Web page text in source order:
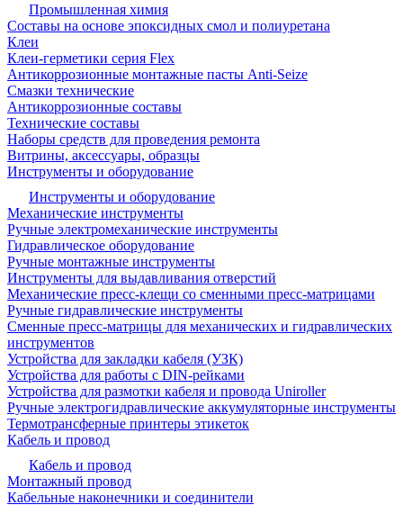
Промышленная химия
Составы на основе эпоксидных смол и полиуретана
Клеи
Клеи-герметики серия Flex
Антикоррозионные монтажные пасты Anti-Seize
Смазки технические
Антикоррозионные составы
Технические составы
Наборы средств для проведения ремонта
Витрины, аксессуары, образцы
Инструменты и оборудование
Инструменты и оборудование
Механические инструменты
Ручные электромеханические инструменты
Гидравлическое оборудование
Ручные монтажные инструменты
Инструменты для выдавливания отверстий
Механические пресс-клещи со сменными пресс-матрицами
Ручные гидравлические инструменты
Сменные пресс-матрицы для механических и гидравлических
инструментов
Устройства для закладки кабеля (УЗК)
Устройства для работы с DIN-рейками
Устройства для размотки кабеля и провода Uniroller
Ручные электрогидравлические аккумуляторные инструменты
Термотрансферные принтеры этикеток
Кабель и провод
Кабель и провод
Монтажный провод
Кабельные наконечники и соединители